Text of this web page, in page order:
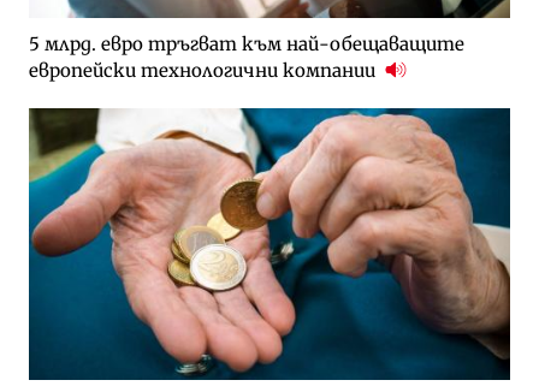
5 млрд. евро тръгват към най-обещаващите
европейски технологични компании